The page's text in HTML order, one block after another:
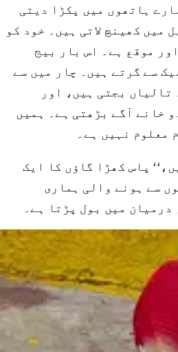
ہاتھوں میں پکڑا دیتی
میں کھینچ لاتی ہیں۔ خود کو
موقع ہے۔ اس بار بیج
سے گرتے ہیں۔ چار میں سے
بجتی ہیں، اور
خانے آگے بڑھتی ہے۔ ہمیں
معلوم نہیں ہے۔
پاس کھڑا گاؤں کا ایک
سے ہونے والی ہماری
میں بول پڑتا ہے۔